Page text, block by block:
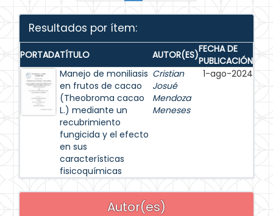
Resultados por ítem:
PORTADATÍTULO AUTOR(ES)FECHA DE
PUBLICACIÓN
Manejo de moniliasis
en frutos de cacao
(Theobroma cacao
L.) mediante un
recubrimiento
fungicida y el efecto
en sus
características
fisicoquímicas
Cristian
Josué
Mendoza
Meneses
1-ago-2024
Autor(es)